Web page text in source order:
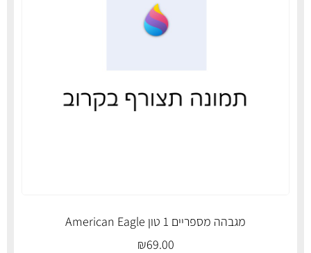
מגבהה מספריים 1 טון American Eagle
₪69.00